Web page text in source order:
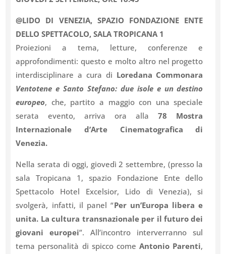
@LIDO DI VENEZIA, SPAZIO FONDAZIONE ENTE
DELLO SPETTACOLO, SALA TROPICANA 1
Proiezioni a tema, letture, conferenze e
approfondimenti: questo e molto altro nel progetto
interdisciplinare a cura di Loredana Commonara
Ventotene e Santo Stefano: due isole e un destino
europeo, che, partito a maggio con una speciale
serata evento, arriva ora alla78 Mostra
Internazionale d’Arte Cinematografica di
Venezia.
Nella serata di oggi, giovedì 2 settembre, (presso la
sala Tropicana 1, spazio Fondazione Ente dello
Spettacolo Hotel Excelsior, Lido di Venezia), si
svolgerà, infatti, il panel “Per un’Europa libera e
unita. La cultura transnazionale per il futuro dei
giovani europei”. All’incontro interverranno sul
tema personalità di spicco comeAntonio Parenti,